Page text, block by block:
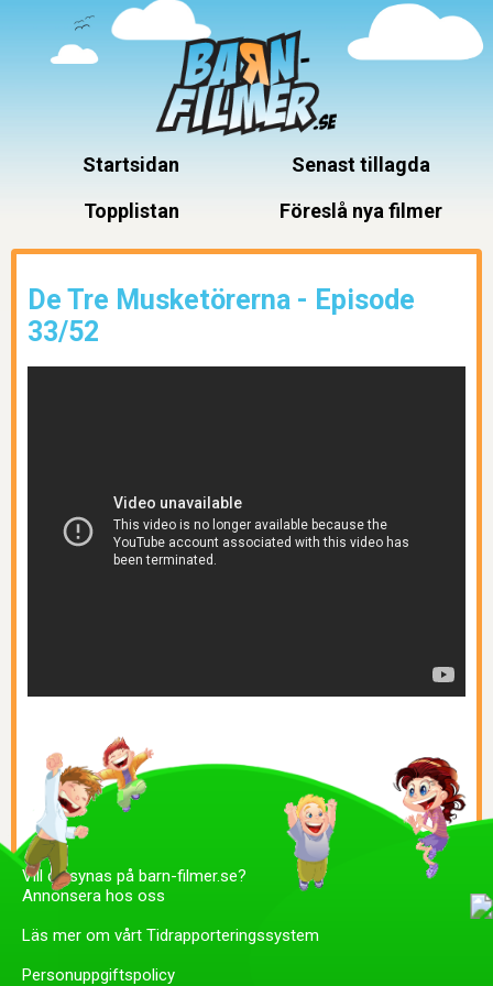
Startsidan
Senast tillagda
Topplistan
Föreslå nya filmer
De Tre Musketörerna - Episode
33/52
Vill du synas på barn-filmer.se?
Annonsera hos oss
Läs mer om vårt Tidrapporteringssystem
Personuppgiftspolicy